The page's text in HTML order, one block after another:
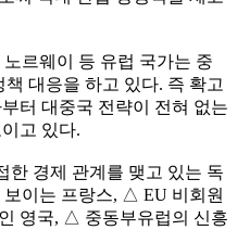
르웨이 등 유럽 국가는 중
대응을 하고 있다. 즉 확고
터 대중국 전략이 전혀 없는
고 있다.
경제 관계를 맺고 있는 독
이는 프랑스, △ EU 비회원
영국, △ 중동부유럽의 신흥